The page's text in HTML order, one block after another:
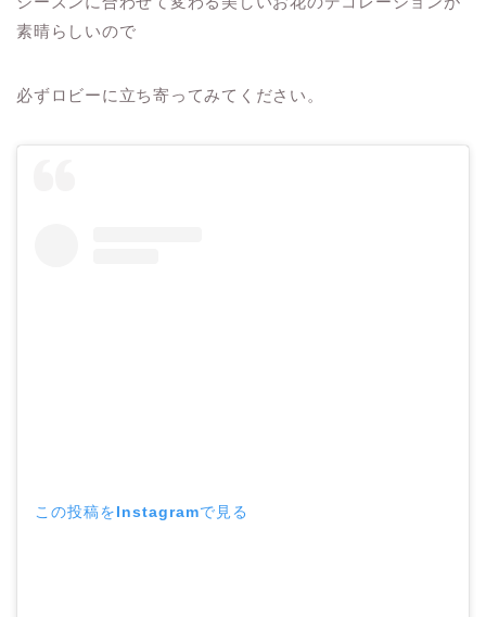
素晴らしいので
必ずロビーに立ち寄ってみてください。
この投稿をInstagramで見る